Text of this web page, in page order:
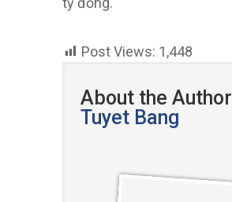
Post Views: 1,448
About the Author
Tuyet Bang